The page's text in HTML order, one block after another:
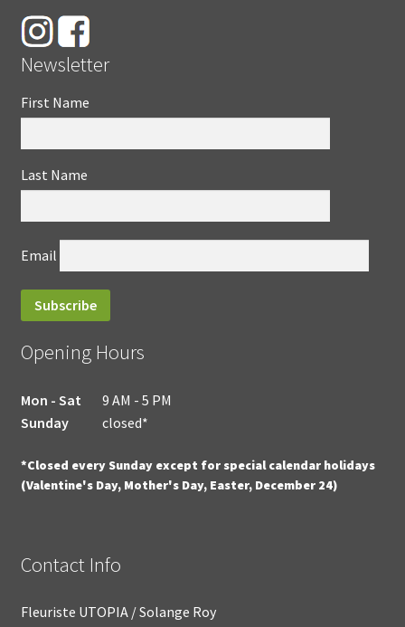
Newsletter
First Name
Last Name
Email
Opening Hours
Mon - Sat
9 AM - 5 PM
Sunday
closed*
*Closed every Sunday except for special calendar holidays
(Valentine's Day, Mother's Day, Easter, December 24)
Contact Info
Fleuriste UTOPIA / Solange Roy